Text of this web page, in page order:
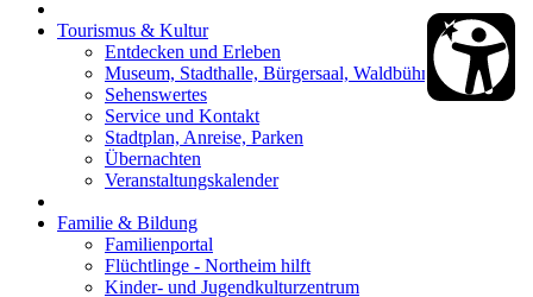
Tourismus & Kultur
Entdecken und Erleben
Museum, Stadthalle, Bürgersaal, Waldbühne
Sehenswertes
Service und Kontakt
Stadtplan, Anreise, Parken
Übernachten
Veranstaltungskalender
Familie & Bildung
Familienportal
Flüchtlinge - Northeim hilft
Kinder- und Jugendkulturzentrum